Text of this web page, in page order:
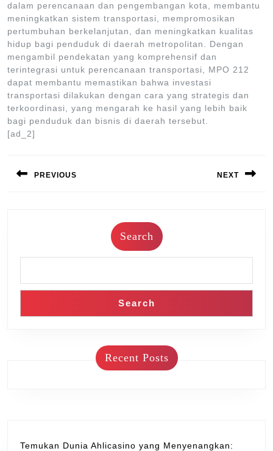
dalam perencanaan dan pengembangan kota, membantu
meningkatkan sistem transportasi, mempromosikan
pertumbuhan berkelanjutan, dan meningkatkan kualitas
hidup bagi penduduk di daerah metropolitan. Dengan
mengambil pendekatan yang komprehensif dan
terintegrasi untuk perencanaan transportasi, MPO 212
dapat membantu memastikan bahwa investasi
transportasi dilakukan dengan cara yang strategis dan
terkoordinasi, yang mengarah ke hasil yang lebih baik
bagi penduduk dan bisnis di daerah tersebut.
[ad_2]
navigation
PREVIOUS NEXT
post:
Search
Search
Recent Posts
Temukan Dunia Ahlicasino yang Menyenangkan: